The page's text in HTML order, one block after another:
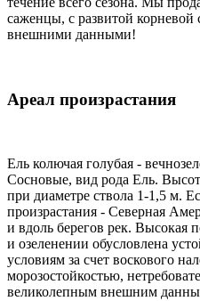
саженцы, с развитой
внешними данными!
Ареал произрастания
Ель колючая голубая -
Сосновые, вид рода Ель.
при диаметре ствола 1-1,5 м.
произрастания - Северная
и вдоль берегов рек. Высокая
и озеленении обусловлена
условиям за счет воскового
морозостойкостью,
великолепным внешним